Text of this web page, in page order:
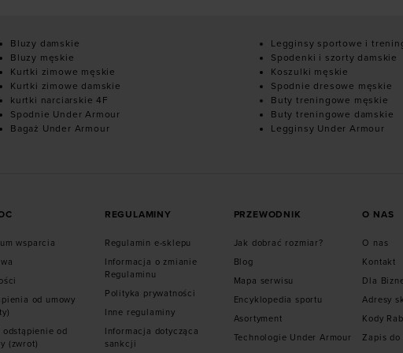
Bluzy damskie
Bluzy męskie
Kurtki zimowe męskie
Kurtki zimowe damskie
kurtki narciarskie 4F
Spodnie Under Armour
Bagaż Under Armour
Legginsy sportowe i
Spodenki i szorty damskie
Koszulki męskie
Spodnie dresowe męskie
Buty treningowe męskie
Buty treningowe damskie
Legginsy Under Armour
wsparcia
od umowy
odstąpienie od
(zwrot)
REGULAMINY
Regulamin e-sklepu
Informacja o zmianie
Regulaminu
Polityka prywatności
Inne regulaminy
Informacja dotycząca
sankcji
PRZEWODNIK
Jak dobrać rozmiar?
Blog
Mapa serwisu
Encyklopedia sportu
Asortyment
Technologie Under Armour
O NAS
O nas
Kontakt
Dla
Adresy
Kody
Zapis do